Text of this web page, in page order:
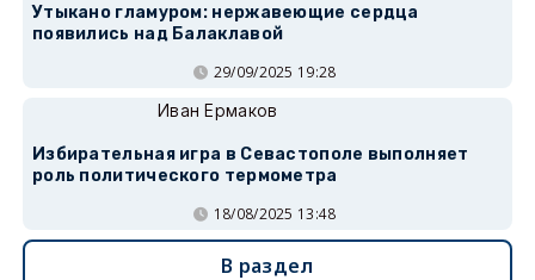
Утыкано гламуром: нержавеющие сердца
появились над Балаклавой
29/09/2025 19:28
Иван Ермаков
Избирательная игра в Севастополе выполняет
роль политического термометра
18/08/2025 13:48
В раздел